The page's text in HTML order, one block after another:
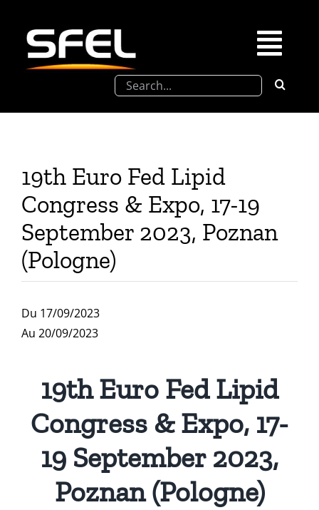
contenu
Prix de Thèse SFEL
Congrès à venir
Publications
Rechercher:
19th Euro Fed Lipid
Congress & Expo, 17-19
September 2023, Poznan
(Pologne)
Du 17/09/2023
Au 20/09/2023
19th Euro Fed Lipid
Congress & Expo, 17-
19 September 2023,
Poznan (Pologne)